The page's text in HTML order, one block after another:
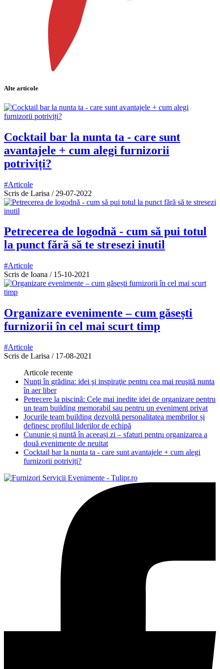
Alte articole
Cocktail bar la nunta ta - care sunt
avantajele + cum alegi furnizorii
potriviți?
#Articole
Scris de Larisa / 29-07-2022
Petrecerea de logodnă - cum să pui totul
la punct fără să te stresezi inutil
#Articole
Scris de Ioana / 15-10-2021
Organizare evenimente – cum găsești
furnizorii în cel mai scurt timp
#Articole
Scris de Larisa / 17-08-2021
Articole recente
Nunţi în grădina: idei şi inspiraţie pentru cea mai reuşită nunta
în aer liber
Petrecere la piscină: Cele mai inedite idei de organizare pentru
un team building memorabil sau pentru un eveniment privat
Jocurile team building dezvoltă personalitatea membrilor și
definesc profilul liderilor de echipă
Cununie și nuntă în aceeași zi – sfaturi pentru organizarea a
două evenimente de neuitat
Cocktail bar la nunta ta - care sunt avantajele + cum alegi
furnizorii potriviți?